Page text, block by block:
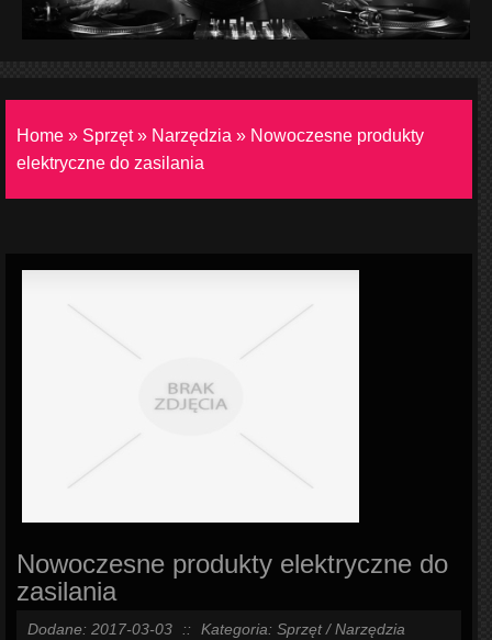
Home » Sprzęt» Narzędzia » Nowoczesne produkty
elektryczne do zasilania
Nowoczesne produkty elektryczne do
zasilania
Dodane: 2017-03-03 :: Kategoria: Sprzęt / Narzędzia